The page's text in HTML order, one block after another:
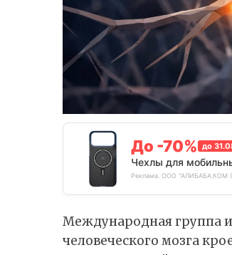
До -70% до
Чехлы для
Реклама. ООО "АЛИБАБА.КОМ
Международная группа
человеческого мозга